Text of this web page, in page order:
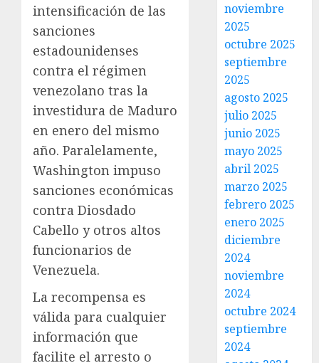
intensificación de las
sanciones
estadounidenses
contra el régimen
venezolano tras la
investidura de Maduro
en enero del mismo
año. Paralelamente,
Washington impuso
sanciones económicas
contra Diosdado
Cabello y otros altos
funcionarios de
Venezuela.
La recompensa es
válida para cualquier
información que
facilite el arresto o
noviembre
2025
octubre 2025
septiembre
2025
agosto 2025
julio 2025
junio 2025
mayo 2025
abril 2025
marzo 2025
febrero 2025
enero 2025
diciembre
2024
noviembre
2024
octubre 2024
septiembre
2024